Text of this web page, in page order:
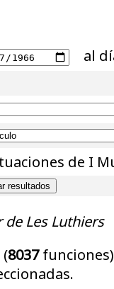
al
de I
Les Luthiers
8037